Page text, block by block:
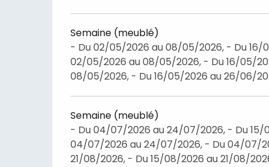
Semaine (meublé)
- Du 02/05/2026 au 08/05/2026, - Du 16/
02/05/2026 au 08/05/2026, - Du 16/05/
08/05/2026, - Du 16/05/2026 au 26/06/
Semaine (meublé)
- Du 04/07/2026 au 24/07/2026, - Du 15/
04/07/2026 au 24/07/2026, - Du 04/07/
21/08/2026, - Du 15/08/2026 au 21/08/